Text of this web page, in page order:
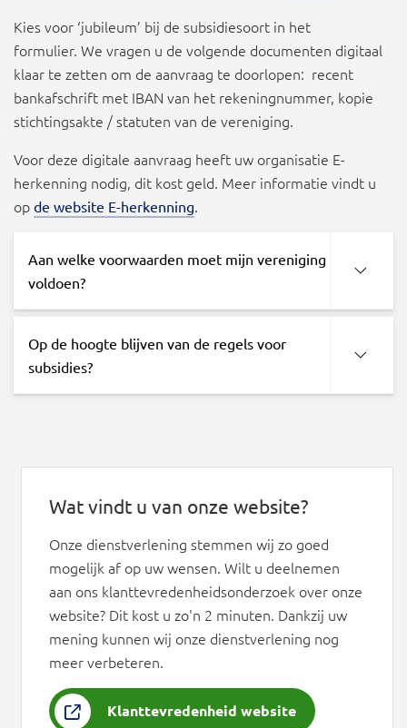
Kies voor ‘jubileum’ bij de subsidiesoort in het
formulier. We vragen u de volgende documenten digitaal
klaar te zetten om de aanvraag te doorlopen: recent
bankafschrift met IBAN van het rekeningnummer, kopie
stichtingsakte / statuten van de vereniging.
Voor deze digitale aanvraag heeft uw organisatie E-
herkenning nodig, dit kost geld. Meer informatie vindt u
op de website E-herkenning.
Aan welke voorwaarden moet mijn vereniging
voldoen?
Op de hoogte blijven van de regels voor
subsidies?
Wat vindt u van onze website?
Onze dienstverlening stemmen wij zo goed
mogelijk af op uw wensen. Wilt u deelnemen
aan ons klanttevredenheidsonderzoek over onze
website? Dit kost u zo'n 2 minuten. Dankzij uw
mening kunnen wij onze dienstverlening nog
meer verbeteren.
Klanttevredenheid website